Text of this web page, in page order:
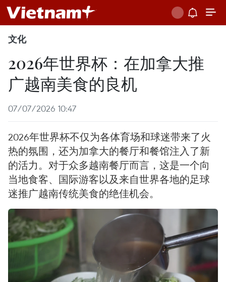
文化
2026年世界杯：在加拿大推
广越南美食的良机
07/07/2026 10:47
2026年世界杯不仅为各体育场和球迷带来了火
热的氛围，还为加拿大的餐厅和餐馆注入了新
的活力。对于众多越南餐厅而言，这是一个向
当地食客、国际游客以及来自世界各地的足球
迷推广越南传统美食的绝佳机会。